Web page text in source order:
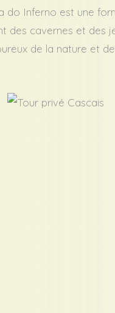
do Inferno est une
des cavernes et des
de la nature et